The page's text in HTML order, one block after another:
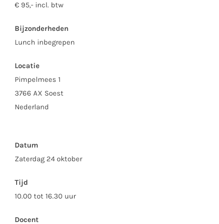
€ 95,- incl. btw
Bijzonderheden
Lunch inbegrepen
Locatie
Pimpelmees 1
3766 AX Soest
Nederland
Datum
Zaterdag 24 oktober
Tijd
10.00 tot 16.30 uur
Docent